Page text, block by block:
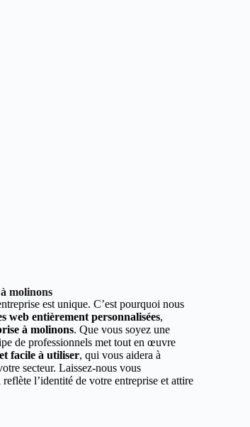
molinons
est unique. C’est pourquoi nous
web entièrement personnalisées,
à molinons. Que vous soyez une
de professionnels met tout en œuvre
facile à utiliser, qui vous aidera à
secteur. Laissez-nous vous
reflète l’identité de votre entreprise et attire